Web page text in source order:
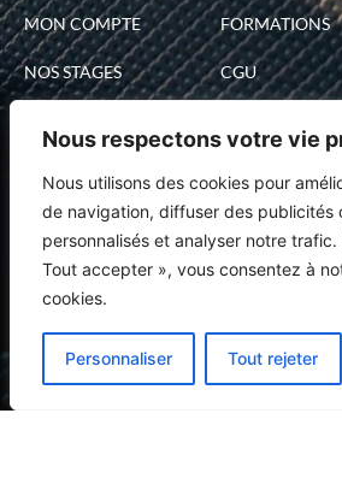
Nous respectons votre vie
Nous utilisons des cookies pour
de navigation, diffuser des publicités
personnalisés et analyser notre trafic.
Tout accepter », vous consentez à
cookies.
Personnaliser Tout rejeter
MON COMPTE
NOS STAGES
FORMATIONS
CGU
J'AI DÉJÀ UN BON CADEAU JE RÉSERVE
Inscrivez-vous